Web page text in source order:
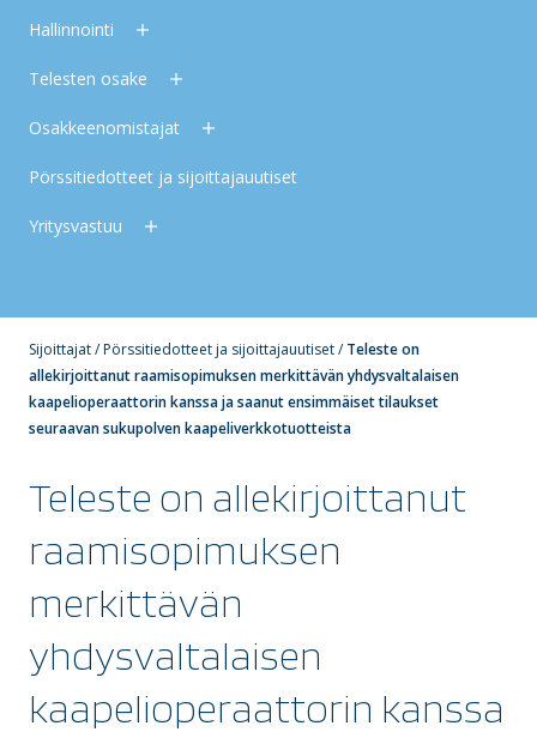
Hallinnointi
Telesten osake
Osakkeenomistajat
Pörssitiedotteet ja sijoittajauutiset
Yritysvastuu
Sijoittajat/Pörssitiedotteet ja sijoittajauutiset/Teleste on
allekirjoittanut raamisopimuksen merkittävän yhdysvaltalaisen
kaapelioperaattorin kanssa ja saanut ensimmäiset tilaukset
seuraavan sukupolven kaapeliverkkotuotteista
Teleste on allekirjoittanut
raamisopimuksen
merkittävän
yhdysvaltalaisen
kaapelioperaattorin kanssa